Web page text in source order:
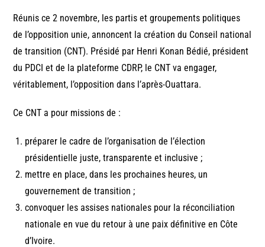
Réunis ce 2 novembre, les partis et groupements politiques
de l’opposition unie, annoncent la création du Conseil national
de transition (CNT). Présidé par Henri Konan Bédié, président
du PDCI et de la plateforme CDRP, le CNT va engager,
véritablement, l’opposition dans l’après-Ouattara.
Ce CNT a pour missions de :
préparer le cadre de l’organisation de l’élection
présidentielle juste, transparente et inclusive ;
mettre en place, dans les prochaines heures, un
gouvernement de transition ;
convoquer les assises nationales pour la réconciliation
nationale en vue du retour à une paix définitive en Côte
d’Ivoire.